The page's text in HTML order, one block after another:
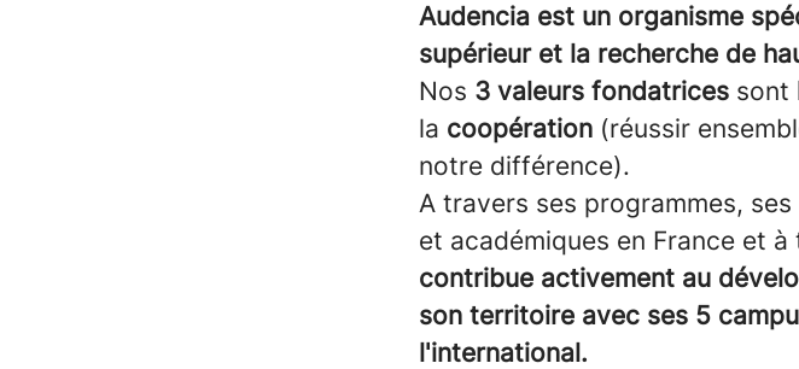
Audencia est un organisme
supérieur et la recherche de
Nos 3 valeurs fondatrices sont
la coopération (réussir
notre différence).
A travers ses programmes,
et académiques en France et
contribue activement au
son territoire avec ses 5
l'international.